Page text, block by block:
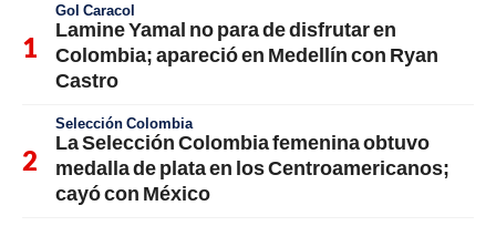
Gol Caracol
Lamine Yamal no para de disfrutar en
Colombia; apareció en Medellín con Ryan
Castro
Selección Colombia
La Selección Colombia femenina obtuvo
medalla de plata en los Centroamericanos;
cayó con México